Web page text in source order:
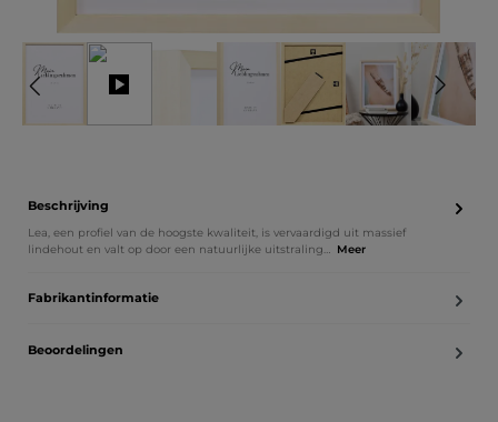
Beschrijving
Lea, een profiel van de hoogste kwaliteit, is vervaardigd uit massief
lindehout en valt op door een natuurlijke uitstraling… Meer
Fabrikantinformatie
Beoordelingen